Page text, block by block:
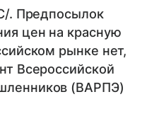
. Предпосылок
цен на красную
рынке нет,
Всероссийской
(ВАРПЭ)